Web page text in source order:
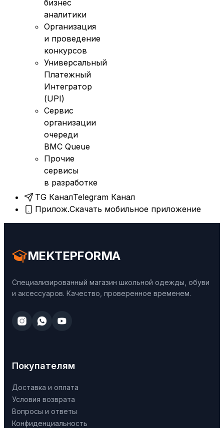
бизнес
аналитики
Организация
и проведение
конкурсов
Универсальный
Платежный
Интегратор
(UPI)
Сервис
организации
очереди
BMC Queue
Прочие
сервисы
в разработке
TG КаналTelegram Канал
Прилож.Скачать мобильное приложение
MEKTEPFORMA
Специализированный магазин школьной одежды, обуви
и аксессуаров. Качество, проверенное временем.
Покупателям
Доставка и оплата
Условия возврата
Вопросы и ответы
Конфиденциальность